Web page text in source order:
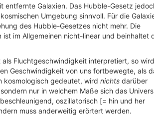
entfernte Galaxien. Das Hubble-Gesetz
Umgebung sinnvoll. Für die
des Hubble-Gesetzes nicht mehr. Die
im Allgemeinen nicht-linear und beinhaltet
Fluchtgeschwindigkeit interpretiert, so wird
Geschwindigkeit von uns fortbewegte, als
kosmologisch gedeutet, wird nichts darüber
nur in welchem Maße sich das
oszillatorisch [= hin und her
muss anderweitig erörtert werden.